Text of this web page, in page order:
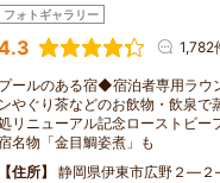
フォトギャラリー
1,782
プールのある宿◆宿泊者専用ラウ
ンやぐり茶などのお飲物・飲泉
リニューアル記念ローストビ
名物「金目鯛姿煮」も
住所
静岡県伊東市広野２―